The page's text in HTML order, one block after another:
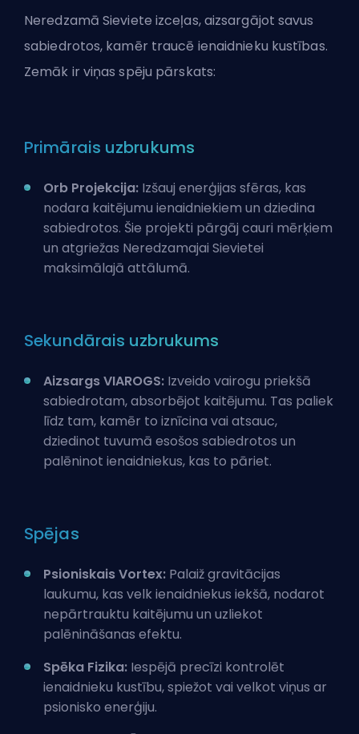
Neredzamā Sieviete izceļas, aizsargājot savus
sabiedrotos, kamēr traucē ienaidnieku kustības.
Zemāk ir viņas spēju pārskats:
Primārais uzbrukums
Orb Projekcija: Izšauj enerģijas sfēras, kas
nodara kaitējumu ienaidniekiem un dziedina
sabiedrotos. Šie projekti pārgāj cauri mērķiem
un atgriežas Neredzamajai Sievietei
maksimālajā attālumā.
Sekundārais uzbrukums
Aizsargs VIAROGS: Izveido vairogu priekšā
sabiedrotam, absorbējot kaitējumu. Tas paliek
līdz tam, kamēr to iznīcina vai atsauc,
dziedinot tuvumā esošos sabiedrotos un
palēninot ienaidniekus, kas to pāriet.
Spējas
Psioniskais Vortex: Palaiž gravitācijas
laukumu, kas velk ienaidniekus iekšā, nodarot
nepārtrauktu kaitējumu un uzliekot
palēnināšanas efektu.
Spēka Fizika: Iespējā precīzi kontrolēt
ienaidnieku kustību, spiežot vai velkot viņus ar
psionisko enerģiju.